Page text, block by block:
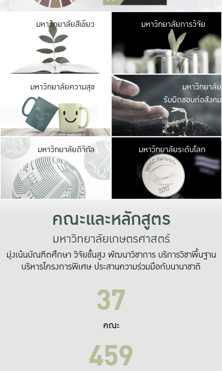
มหาวิทยาลัยสีเขียว มหาวิ
มีพื้นที่เขียวสดใส
เป็นป่าในเมือง เกษต
มหาวิทยาลัยการวิจัย
มหาวิทยาลัยความสุข มหาวิ
ค
เปิดประ
และพบเรื่องราวใ
มหาวิทยาลัย
รับผิดชอบต่อสังคม
มหาวิทยาลัยดิจิทัล มหาวิ
เปลี่ยนแปลง แล
เพื่อทำง
ระบบสารสนเทศ
มหาวิทยาลัยระดับโลก
คณะและหลักสูตร
มหาวิทยาลัยเกษตรศาสตร์
มุ่งเน้นบัณฑิตศึกษา วิจัยขั้นสูง พัฒนาวิชาการ บริการวิชาพื้นฐาน
บริหารโครงการพิเศษ ประสานความร่วมมือกับนานาชาติ
37
คณะ
459